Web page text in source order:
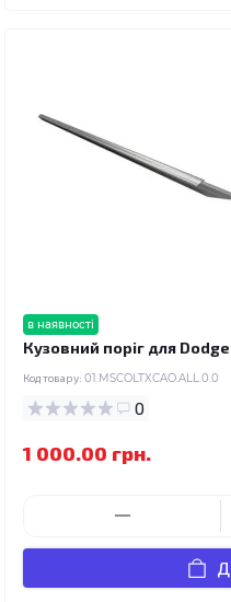
в наявності
Кузовний поріг для
Код товару: 01.MSCOLTXCAO.ALL.0.0
0
1 000.00 грн.